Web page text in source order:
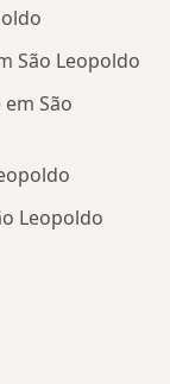
São Leopoldo
São
Leopoldo